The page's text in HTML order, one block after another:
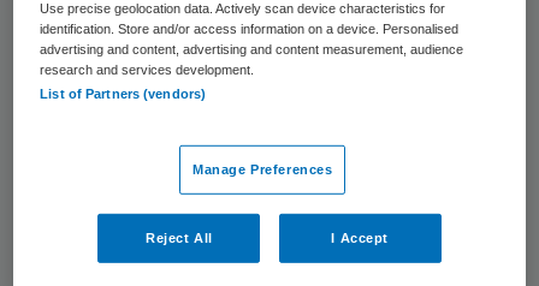
Daarbij hebben ad hoc-bezuinigingen
volgens Drooger allerlei ongewenste
neveneffecten. Als voorbeeld noemt hij de
bezuinigingen op het vervoer naar
dagbesteding of werk. “Instellingen die juist
hun best hebben gedaan om mensen in de
wijk onder te brengen en deel te laten
Use precise geolocation data. Actively scan device characteristics for
identification. Store and/or access information on a device. Personalised
advertising and content, advertising and content measurement, audience
research and services development.
List of Partners (vendors)
Manage Preferences
Reject All I Accept